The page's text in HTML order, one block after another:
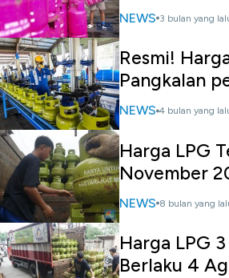
NEWS 3 bulan yang
Resmi!
Pangkalan
NEWS 4 bulan yang
Harga LPG
November
NEWS 8 bulan yang
Harga LPG
Berlaku 4